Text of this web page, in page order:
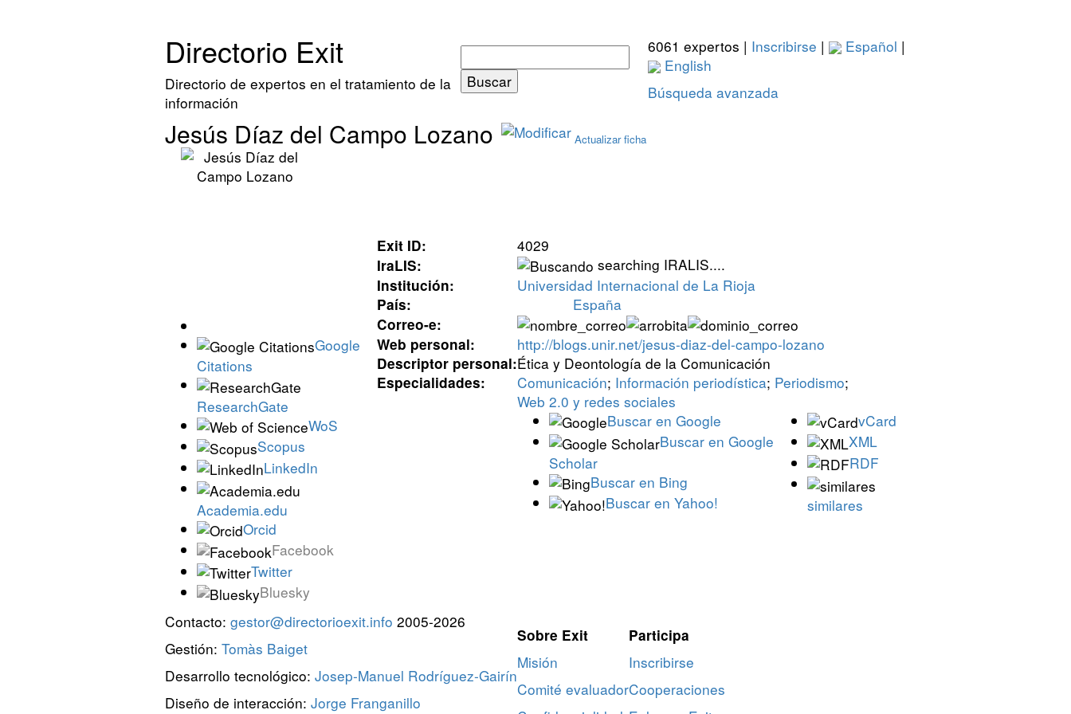
Directorio Exit
Directorio de expertos en el tratamiento de la
información
6061 expertos | Inscribirse | Español |
English
Búsqueda avanzada
Jesús Díaz del Campo Lozano Actualizar ficha
Google
Citations
ResearchGate
WoS
Scopus
LinkedIn
Academia.edu
Orcid
Facebook
Twitter
Bluesky
Exit ID: 4029
IraLIS: searching IRALIS....
Institución: Universidad Internacional de La Rioja
País: España
Correo-e:
Web personal:
http://blogs.unir.net/jesus-diaz-del-campo-lozano
Descriptor personal:Ética y Deontología de la Comunicación
Especialidades: Comunicación; Información periodística; Periodismo;
Web 2.0 y redes sociales
Buscar en Google
Buscar en Google
Scholar
Buscar en Bing
Buscar en Yahoo!
vCard
XML
RDF
similares
Contacto: gestor@directorioexit.info 2005-2026
Gestión: Tomàs Baiget
Desarrollo tecnológico: Josep-Manuel Rodríguez-Gairín
Diseño de interacción: Jorge Franganillo
Sobre Exit
Misión
Comité evaluador
Participa
Inscribirse
Cooperaciones